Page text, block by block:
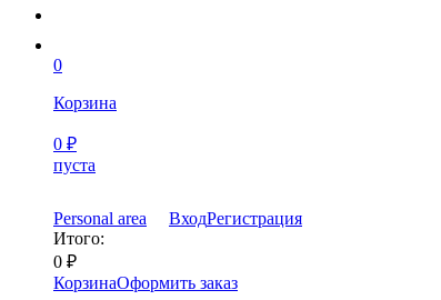
0
Корзина
0 ₽
пуста
Personal area ВходРегистрация
Итого:
0 ₽
КорзинаОформить заказ